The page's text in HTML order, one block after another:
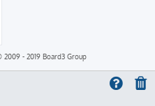
2009 - 2019 Board3 Group